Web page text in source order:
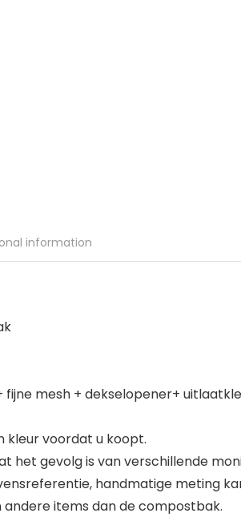
information
mesh + dekselopener+
kleur voordat u koopt.
het gevolg is van verschillende
handmatige meting
items dan de compostbak.